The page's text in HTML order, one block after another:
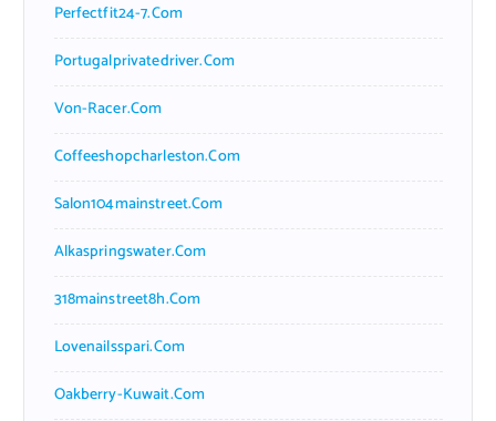
Perfectfit24-7.com
Portugalprivatedriver.com
Von-Racer.com
Coffeeshopcharleston.com
Salon104mainstreet.com
Alkaspringswater.com
318mainstreet8h.com
Lovenailsspari.com
Oakberry-Kuwait.com